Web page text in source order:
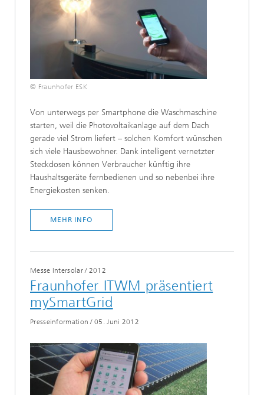
© Fraunhofer ESK
Von unterwegs per Smartphone die Waschmaschine
starten, weil die Photovoltaikanlage auf dem Dach
gerade viel Strom liefert – solchen Komfort wünschen
sich viele Hausbewohner. Dank intelligent vernetzter
Steckdosen können Verbraucher künftig ihre
Haushaltsgeräte fernbedienen und so nebenbei ihre
Energiekosten senken.
MEHR INFO
Messe Intersolar/ 2012
Fraunhofer ITWM präsentiert
mySmartGrid
Presseinformation /05. Juni 2012